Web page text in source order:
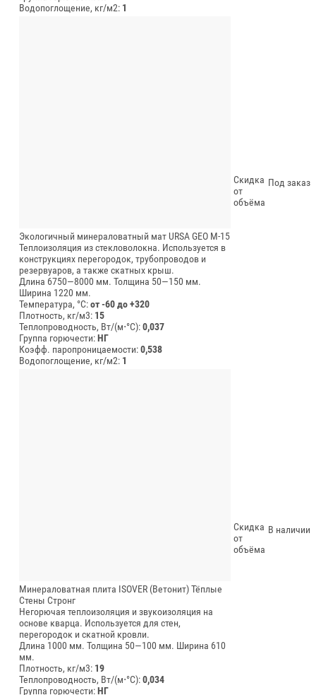
Водопоглощение, кг/м2: 1
Экологичный минераловатный мат URSA GEO М-15
Теплоизоляция из стекловолокна. Используется в
конструкциях перегородок, трубопроводов и
резервуаров, а также скатных крыш.
Длина 6750—8000 мм. Толщина 50—150 мм.
Ширина 1220 мм.
Температура, °C:от -60 до +320
Плотность, кг/м3: 15
Теплопроводность, Вт/(м⋅°С):0,037
Группа горючести:НГ
Коэфф. паропроницаемости:0,538
Водопоглощение, кг/м2: 1
Скидка
от
объёма
Под заказ
Минераловатная плита ISOVER (Ветонит) Тёплые
Стены Стронг
Негорючая теплоизоляция и звукоизоляция на
основе кварца. Используется для стен,
перегородок и скатной кровли.
Длина 1000 мм. Толщина 50—100 мм. Ширина 610
мм.
Плотность, кг/м3: 19
Теплопроводность, Вт/(м⋅°С):0,034
Группа горючести:НГ
Скидка
от
объёма
В наличии